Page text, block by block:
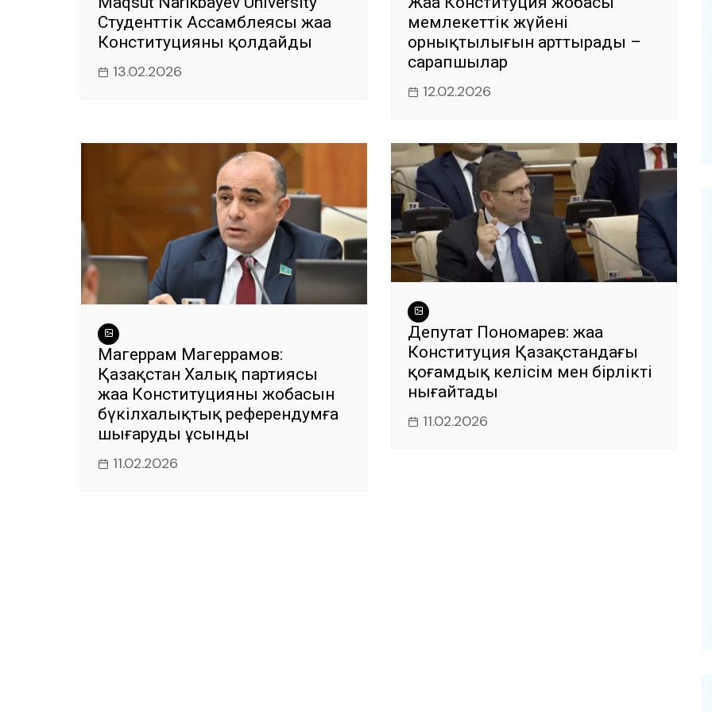
Студенттік Ассамблеясы жаңа
Конституцияны қолдайды
13.02.2026
мемлекеттік жүйенің
орнықтылығын арттырады –
сарапшылар
12.02.2026
Магеррам Магеррамов:
Қазақстан Халық партиясы
жаңа Конституцияның жобасын
бүкілхалықтық референдумға
шығаруды ұсынды
11.02.2026
Депутат Пономарев: жаңа
Конституция Қазақстандағы
қоғамдық келісім мен бірлікті
нығайтады
11.02.2026